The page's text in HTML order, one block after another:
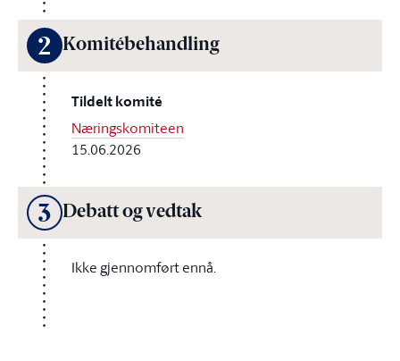
2 Komitébehandling
Tildelt komité
Næringskomiteen
15.06.2026
3 Debatt og vedtak
Ikke gjennomført ennå.